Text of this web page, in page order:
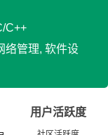
C++
络管理, 软件设
用户活跃度